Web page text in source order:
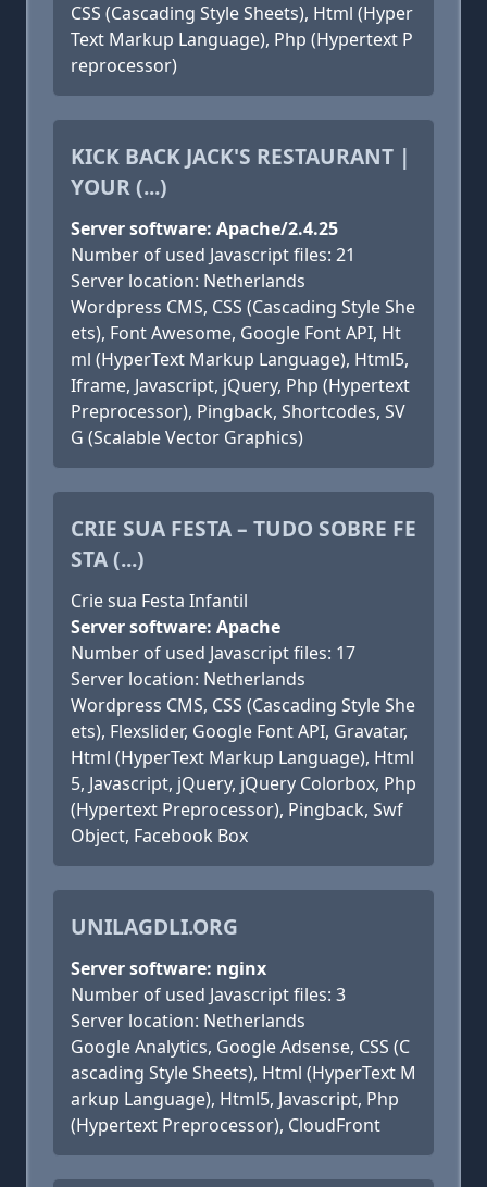
CSS (Cascading Style Sheets), Html (Hyper
Text Markup Language), Php (Hypertext P
reprocessor)
KICK BACK JACK'S RESTAURANT |
YOUR (...)
Server software: Apache/2.4.25
Number of used Javascript files: 21
Server location: Netherlands
Wordpress CMS, CSS (Cascading Style She
ets), Font Awesome, Google Font API, Ht
ml (HyperText Markup Language), Html5,
Iframe, Javascript, jQuery, Php (Hypertext
Preprocessor), Pingback, Shortcodes, SV
G (Scalable Vector Graphics)
CRIE SUA FESTA – TUDO SOBRE FE
STA (...)
Crie sua Festa Infantil
Server software: Apache
Number of used Javascript files: 17
Server location: Netherlands
Wordpress CMS, CSS (Cascading Style She
ets), Flexslider, Google Font API, Gravatar,
Html (HyperText Markup Language), Html
5, Javascript, jQuery, jQuery Colorbox, Php
(Hypertext Preprocessor), Pingback, Swf
Object, Facebook Box
UNILAGDLI.ORG
Server software: nginx
Number of used Javascript files: 3
Server location: Netherlands
Google Analytics, Google Adsense, CSS (C
ascading Style Sheets), Html (HyperText M
arkup Language), Html5, Javascript, Php
(Hypertext Preprocessor), CloudFront